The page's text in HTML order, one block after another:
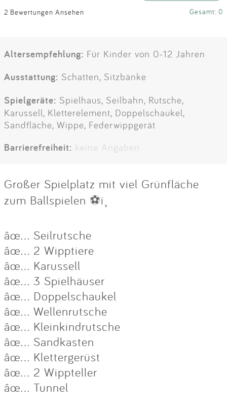
2 Bewertungen Ansehen Gesamt: 0
Altersempfehlung: Für Kinder von 0-12 Jahren
Ausstattung: Schatten, Sitzbänke
Spielgeräte: Spielhaus, Seilbahn, Rutsche,
Karussell, Kletterelement, Doppelschaukel,
Sandfläche, Wippe, Federwippgerät
Barrierefreiheit: keine Angaben
Großer Spielplatz mit viel Grünfläche
zum Ballspielen ⚽ï¸
âœ… Seilrutsche
âœ… 2 Wipptiere
âœ… Karussell
âœ… 3 Spielhäuser
âœ… Doppelschaukel
âœ… Wellenrutsche
âœ… Kleinkindrutsche
âœ… Sandkasten
âœ… Klettergerüst
âœ… 2 Wippteller
âœ… Tunnel